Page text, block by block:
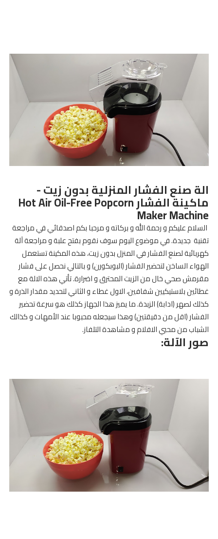
الة صنع الفشار المنزلية بدون زيت -
ماكينة الفشار Hot Air Oil-Free Popcorn
Maker Machine
السلام عليكم و رحمة الله و بركاته و مرحبا بكم اصدقائي في مراجعة
تقنية جديدة. في موضوع اليوم سوف نقوم بفتح علبة و مراجعة آلة
كهربائية لصنع الفشار في المنزل بدون زيت، هذه المكينة تستعمل
الهواء الساخن لتحضير الفشار (البوبكورن) و بالتالي نحصل على فشار
مقرمش صحي خال من الزيت المحترق و اضرارة. تأتي هذه الالة مع
غطائين بلاستيكيين شفافين، الاول غطاء و الثاني لتحديد مقدار الذرة و
كذلك لصهر (ادابة) الزبدة. ما يميز هذا الجهاز كذلك هو سرعة تحضير
الفشار (اقل من دقيقتين) وهذا سيجعله محبوبا عند الأمهات و كذالك
الشباب من محبي الافلام و مشاهدة التلفاز.
صور الآلة: